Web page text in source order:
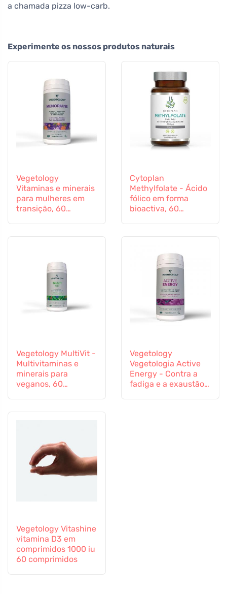
a chamada pizza low-carb.
Experimente os nossos produtos naturais
Vegetology
Vitaminas e minerais
para mulheres em
transição, 60
Cytoplan
Methylfolate - Ácido
fólico em forma
bioactiva, 60
Vegetology MultiVit -
Multivitaminas e
minerais para
veganos, 60
Vegetology
Vegetologia Active
Energy - Contra a
fadiga e a exaustão,
Vegetology Vitashine
vitamina D3 em
comprimidos 1000 iu
60 comprimidos